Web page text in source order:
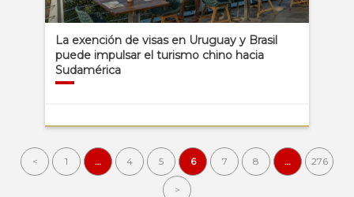
La exención de visas en Uruguay y Brasil
puede impulsar el turismo chino hacia
Sudamérica
< 1 … 4 5 6 7 8 … 276
>